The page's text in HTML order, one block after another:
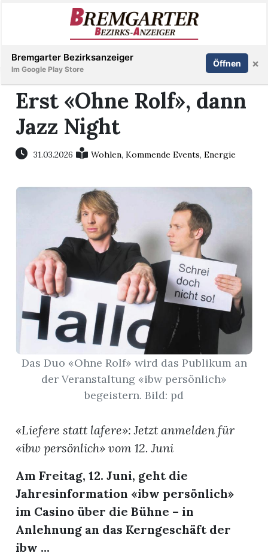
Immobilien
Veranstaltungen
Stellen
Newsletter
App
Inserieren Abonnieren Anmelden
Erst «Ohne Rolf», dann
Jazz Night
31.03.2026 Wohlen,Kommende Events,Energie
Das Duo «Ohne Rolf» wird das Publikum an
der Veranstaltung «ibw persönlich»
begeistern. Bild: pd
«Liefere statt lafere»: Jetzt anmelden für
«ibw persönlich» vom 12. Juni
Am Freitag, 12. Juni, geht die
Jahresinformation «ibw persönlich»
im Casino über die Bühne – in
Anlehnung an das Kerngeschäft der
ibw ...
Bremgarter Bezirksanzeiger
Im Google Play Store
Öffnen ×